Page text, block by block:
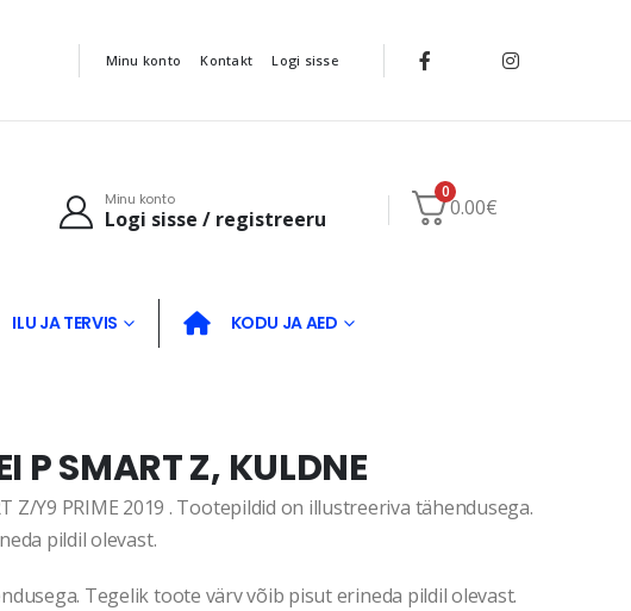
Minu konto Kontakt Logi sisse
Minu konto
Logi sisse / registreeru
0
0.00€
ILU JA TERVIS KODU JA AED
P SMART Z, KULDNE
Z/Y9 PRIME 2019 . Tootepildid on illustreeriva tähendusega.
pildil olevast.
Tegelik toote värv võib pisut erineda pildil olevast.